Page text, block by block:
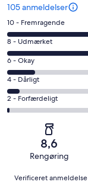
105 anmeldelser
Bedømmelse
på
10
−
Fremragende.
41
af
i
anmeldelser
10 - Fremragende
Bedømmelse
på
8
−
Udmærket.
46
af
8 - Udmærket
Bedømmelse
på
6
−
Okay.
105
6 - Okay
Bedømmelse
på
4
alt
4 - Dårligt
Bedømmelse
på
Forfærdeligt.
af
2 - Forfærdeligt
8,6
Rengøring
Anmeldelser
Verificeret anmeldelse